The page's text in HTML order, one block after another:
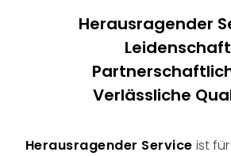
Herausragender
Leidenschaft
Verlässliche
Herausragender Service ist